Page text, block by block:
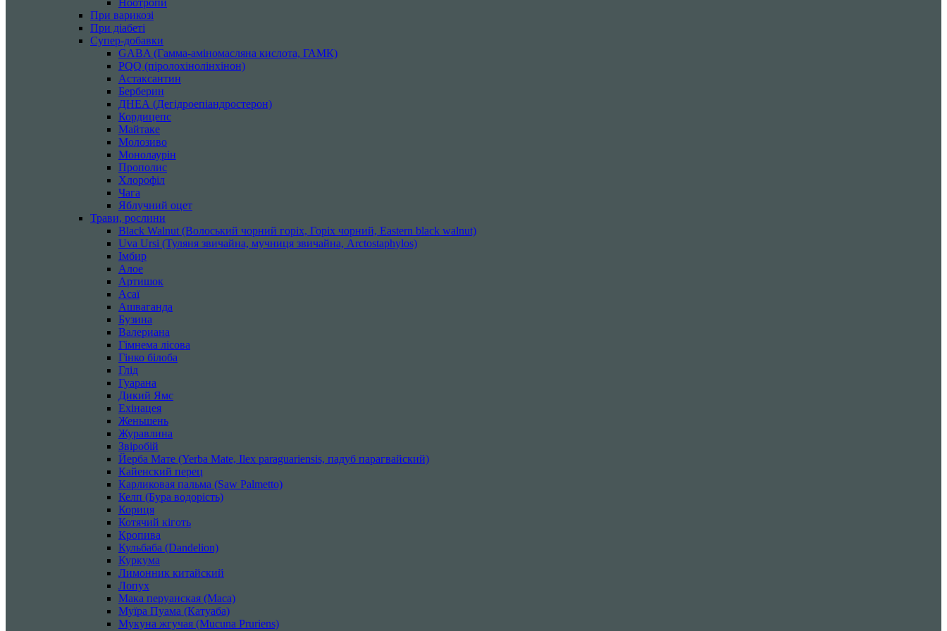
При варикозі
При діабеті
Супер-добавки
GABA (Гамма-аміномасляна кислота, ГАМК)
PQQ (піролохінолінхінон)
Астаксантин
Берберин
ДНЕА (Дегідроепіандростерон)
Кордицепс
Майтаке
Молозиво
Монолаурін
Прополис
Хлорофіл
Чага
Яблучний оцет
Трави, рослини
Black Walnut (Волоський чорний горіх, Горіх чорний, Eastern black walnut)
Uva Ursi (Туляня звичайна, мучниця звичайна, Arctostaphylos)
Імбир
Алое
Артишок
Асаї
Ашваганда
Бузина
Валериана
Гімнема лісова
Гінко білоба
Глід
Гуарана
Дикий Ямс
Ехінацея
Женьшень
Журавлина
Звіробій
Йерба Мате (Yerba Mate, Ilex paraguariensis, падуб парагвайский)
Кайенский перец
Карликовая пальма (Saw Palmetto)
Келп (Бура водорість)
Кориця
Котячий кіготь
Кропива
Кульбаба (Dandelion)
Куркума
Лимонник китайский
Лопух
Мака перуанская (Maca)
Муїра Пуама (Катуаба)
Мукуна жгучая (Mucuna Pruriens)